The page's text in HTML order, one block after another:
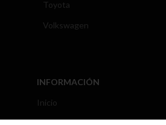
Toyota
Volkswagen
INFORMACIÓN
Inicio